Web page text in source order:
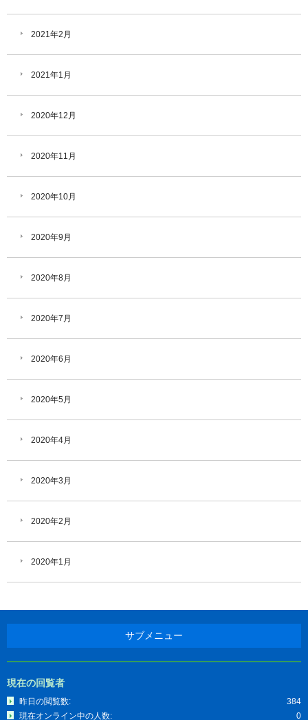
2021年2月
2021年1月
2020年12月
2020年11月
2020年10月
2020年9月
2020年8月
2020年7月
2020年6月
2020年5月
2020年4月
2020年3月
2020年2月
2020年1月
サブメニュー
現在の回覧者
384
昨日の閲覧数:
0
現在オンライン中の人数: